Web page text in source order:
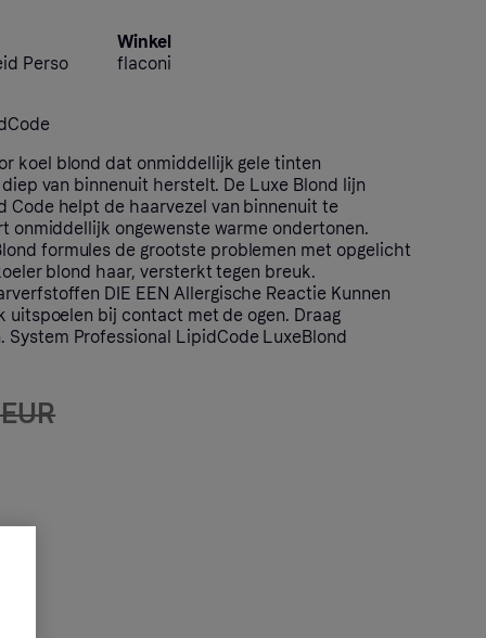
Perso
Winkel
flaconi
koel blond dat onmiddellijk gele tinten
van binnenuit herstelt. De Luxe Blond lijn
Code helpt de haarvezel van binnenuit te
onmiddellijk ongewenste warme ondertonen.
formules de grootste problemen met opgelicht
blond haar, versterkt tegen breuk.
DIE EEN Allergische Reactie Kunnen
uitspoelen bij contact met de ogen. Draag
System Professional LipidCode LuxeBlond